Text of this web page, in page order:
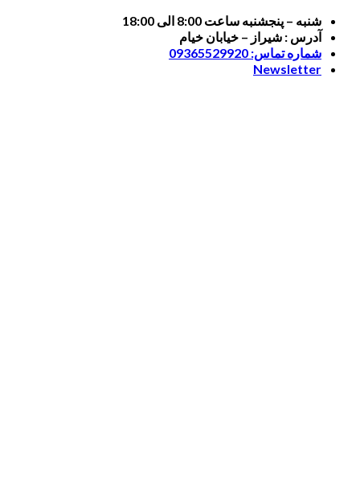
Skip
content
شنبه – پنجشنبه ساعت 8:00 الی 18:00
آدرس : شیراز – خیابان خیام
شماره تماس: 09365529920
Newsletter